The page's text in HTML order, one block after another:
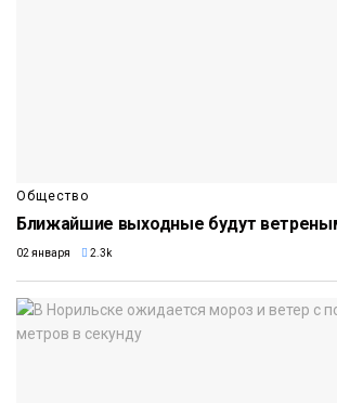
Общество
Ближайшие выходные будут
02 января 2.3k